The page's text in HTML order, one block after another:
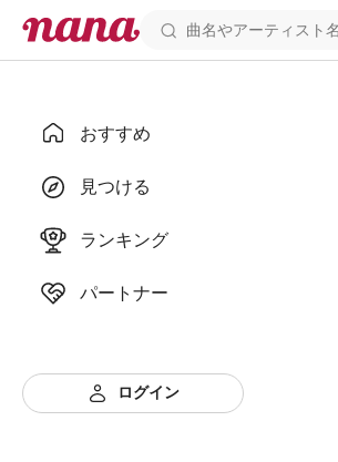
おすすめ
見つける
ランキング
パートナー
ログイン